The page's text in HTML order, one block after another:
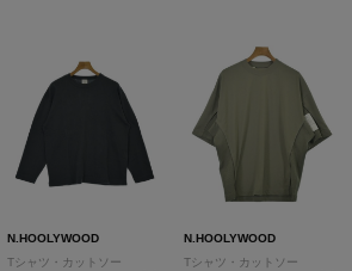
N.HOOLYWOOD
Tシャツ・カットソー
N.HOOLYWOOD
Tシャツ・カットソー